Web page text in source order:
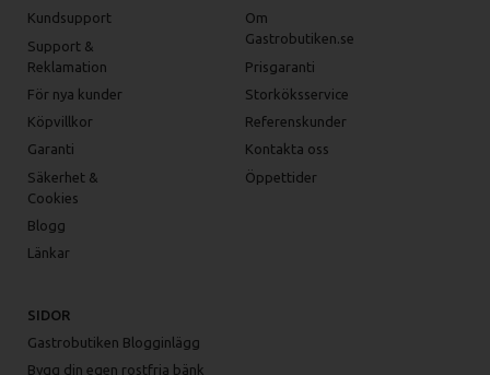
Kundsupport
Support &
Reklamation
För nya kunder
Köpvillkor
Garanti
Säkerhet &
Cookies
Blogg
Länkar
Om
Gastrobutiken.se
Prisgaranti
Storköksservice
Referenskunder
Kontakta oss
Öppettider
SIDOR
Gastrobutiken Blogginlägg
Bygg din egen rostfria bänk